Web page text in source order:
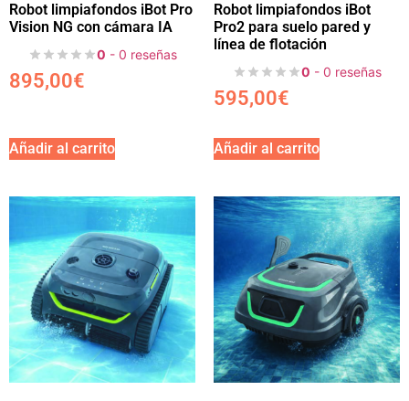
Robot limpiafondos iBot Pro
Vision NG con cámara IA
0 - 0 reseñas
895,00€
Añadir al carrito
Robot limpiafondos iBot
Pro2 para suelo pared y
línea de flotación
0 - 0 reseñas
595,00€
Añadir al carrito